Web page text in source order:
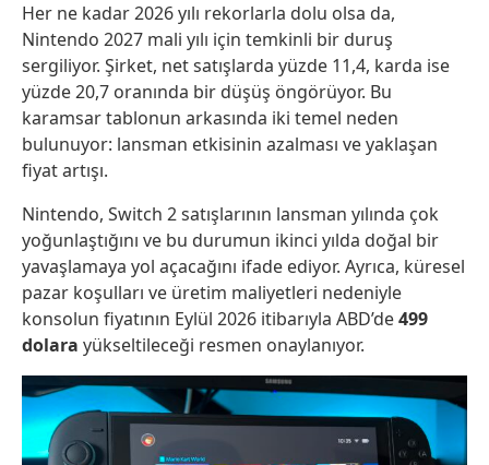
Her ne kadar 2026 yılı rekorlarla dolu olsa da,
Nintendo 2027 mali yılı için temkinli bir duruş
sergiliyor. Şirket, net satışlarda yüzde 11,4, karda ise
yüzde 20,7 oranında bir düşüş öngörüyor. Bu
karamsar tablonun arkasında iki temel neden
bulunuyor: lansman etkisinin azalması ve yaklaşan
fiyat artışı.
Nintendo, Switch 2 satışlarının lansman yılında çok
yoğunlaştığını ve bu durumun ikinci yılda doğal bir
yavaşlamaya yol açacağını ifade ediyor. Ayrıca, küresel
pazar koşulları ve üretim maliyetleri nedeniyle
konsolun fiyatının Eylül 2026 itibarıyla ABD’de499
dolara yükseltileceği resmen onaylanıyor.